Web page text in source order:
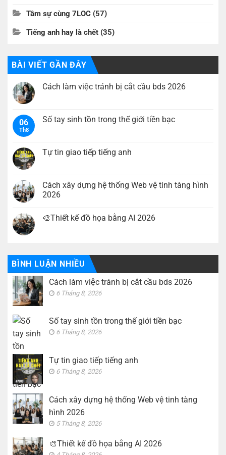
Tâm sự cùng 7LOC (57)
Tiếng anh hay là chết (35)
BÀI VIẾT GẦN ĐÂY
Cách làm việc tránh bị cắt cầu bds 2026
luận
ở
tránh
bị
2026
06
Th8
Số tay sinh tồn trong thế giới tiền bạc
luận
ở
tồn
trong
thế
bạc
Tự tin giao tiếp tiếng anh
luận
ở
Tự
tiếp
tiếng
Cách xây dựng hệ thống Web vệ tinh tàng hình
2026
bình
hệ
thống
Web
vệ
tinh
tàng
hình
2026
🎨Thiết kế đồ họa bằng AI 2026
ở
🎨
Thiết
kế
họa
bằng
AI
2026
BÌNH LUẬN NHIỀU
Cách làm việc tránh bị cắt cầu bds 2026
6 Tháng 8, 2026
Số tay sinh tồn trong thế giới tiền bạc
6 Tháng 8, 2026
Tự tin giao tiếp tiếng anh
6 Tháng 8, 2026
Cách xây dựng hệ thống Web vệ tinh tàng
hình 2026
5 Tháng 8, 2026
🎨Thiết kế đồ họa bằng AI 2026